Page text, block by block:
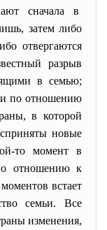
сначала в
затем либо
отвергаются
разрыв
в семью;
по отношению
в которой
новые
то момент в
отношению к
встает
семьи. Все
изменения,